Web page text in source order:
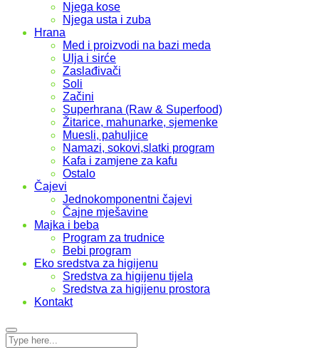
Njega kose
Njega usta i zuba
Hrana
Med i proizvodi na bazi meda
Ulja i sirće
Zaslađivači
Soli
Začini
Superhrana (Raw & Superfood)
Žitarice, mahunarke, sjemenke
Muesli, pahuljice
Namazi, sokovi,slatki program
Kafa i zamjene za kafu
Ostalo
Čajevi
Jednokomponentni čajevi
Čajne mješavine
Majka i beba
Program za trudnice
Bebi program
Eko sredstva za higijenu
Sredstva za higijenu tijela
Sredstva za higijenu prostora
Kontakt